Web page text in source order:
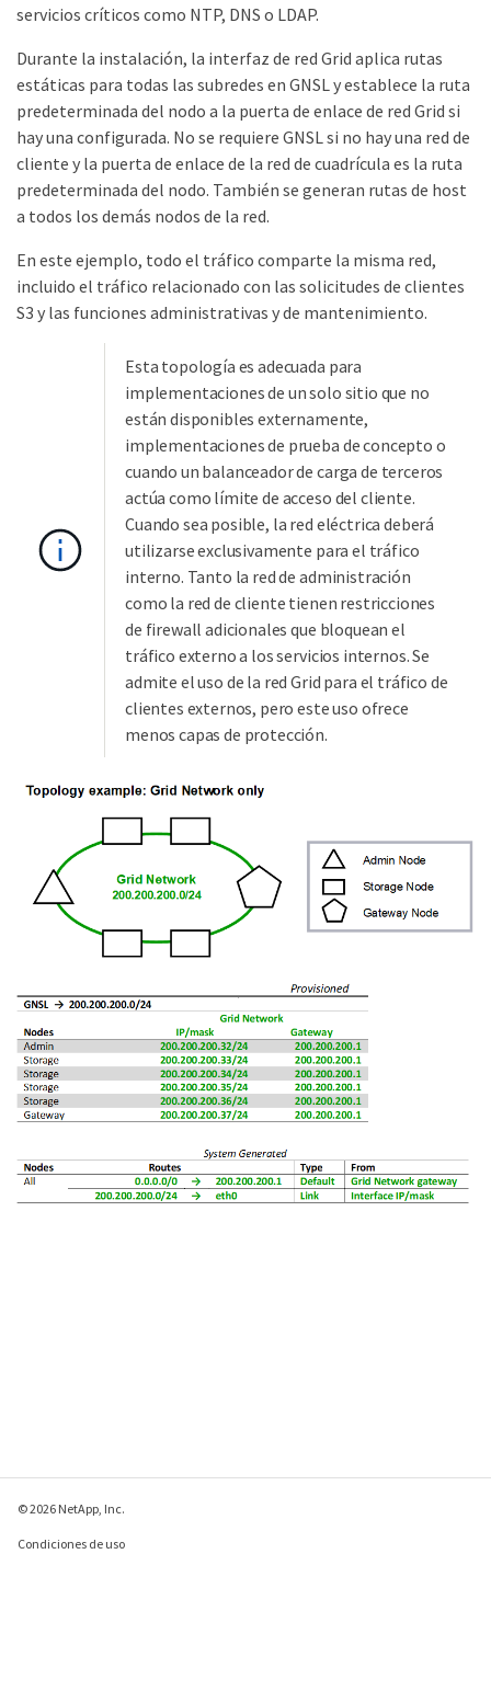
servicios críticos como NTP, DNS o LDAP.
Durante la instalación, la interfaz de red Grid aplica rutas
estáticas para todas las subredes en GNSL y establece la ruta
predeterminada del nodo a la puerta de enlace de red Grid si
hay una configurada. No se requiere GNSL si no hay una red de
cliente y la puerta de enlace de la red de cuadrícula es la ruta
predeterminada del nodo. También se generan rutas de host
a todos los demás nodos de la red.
En este ejemplo, todo el tráfico comparte la misma red,
incluido el tráfico relacionado con las solicitudes de clientes
S3 y las funciones administrativas y de mantenimiento.
Esta topología es adecuada para
implementaciones de un solo sitio que no
están disponibles externamente,
implementaciones de prueba de concepto o
cuando un balanceador de carga de terceros
actúa como límite de acceso del cliente.
Cuando sea posible, la red eléctrica deberá
utilizarse exclusivamente para el tráfico
interno. Tanto la red de administración
como la red de cliente tienen restricciones
de firewall adicionales que bloquean el
tráfico externo a los servicios internos. Se
admite el uso de la red Grid para el tráfico de
clientes externos, pero este uso ofrece
menos capas de protección.
© 2026 NetApp, Inc.
Condiciones de uso